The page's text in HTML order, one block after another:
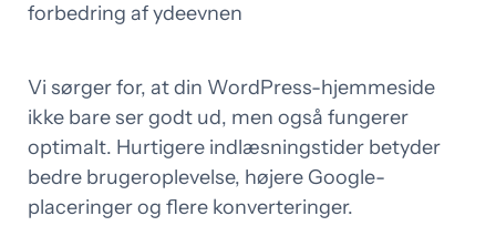
forbedring af ydeevnen
Vi sørger for, at din WordPress-hjemmeside
ikke bare ser godt ud, men også fungerer
optimalt. Hurtigere indlæsningstider betyder
bedre brugeroplevelse, højere Google-
placeringer og flere konverteringer.